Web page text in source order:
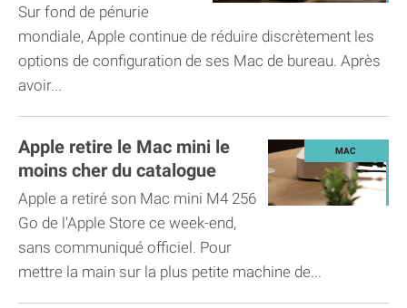
mini et Mac Studio
Sur fond de pénurie
mondiale, Apple continue de réduire discrètement les
options de configuration de ses Mac de bureau. Après
avoir...
Apple retire le Mac mini le
moins cher du catalogue
Apple a retiré son Mac mini M4 256
Go de l'Apple Store ce week-end,
sans communiqué officiel. Pour
mettre la main sur la plus petite machine de...